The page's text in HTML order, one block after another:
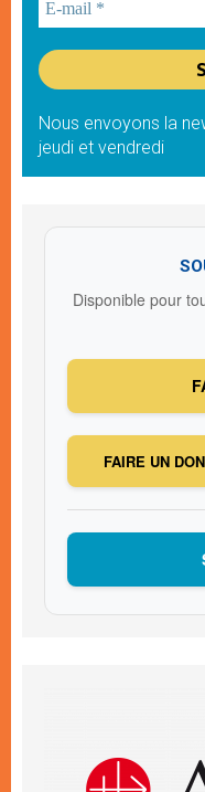
Nous envoyons la
jeudi et vendredi
Disponible pour
FAIRE UN